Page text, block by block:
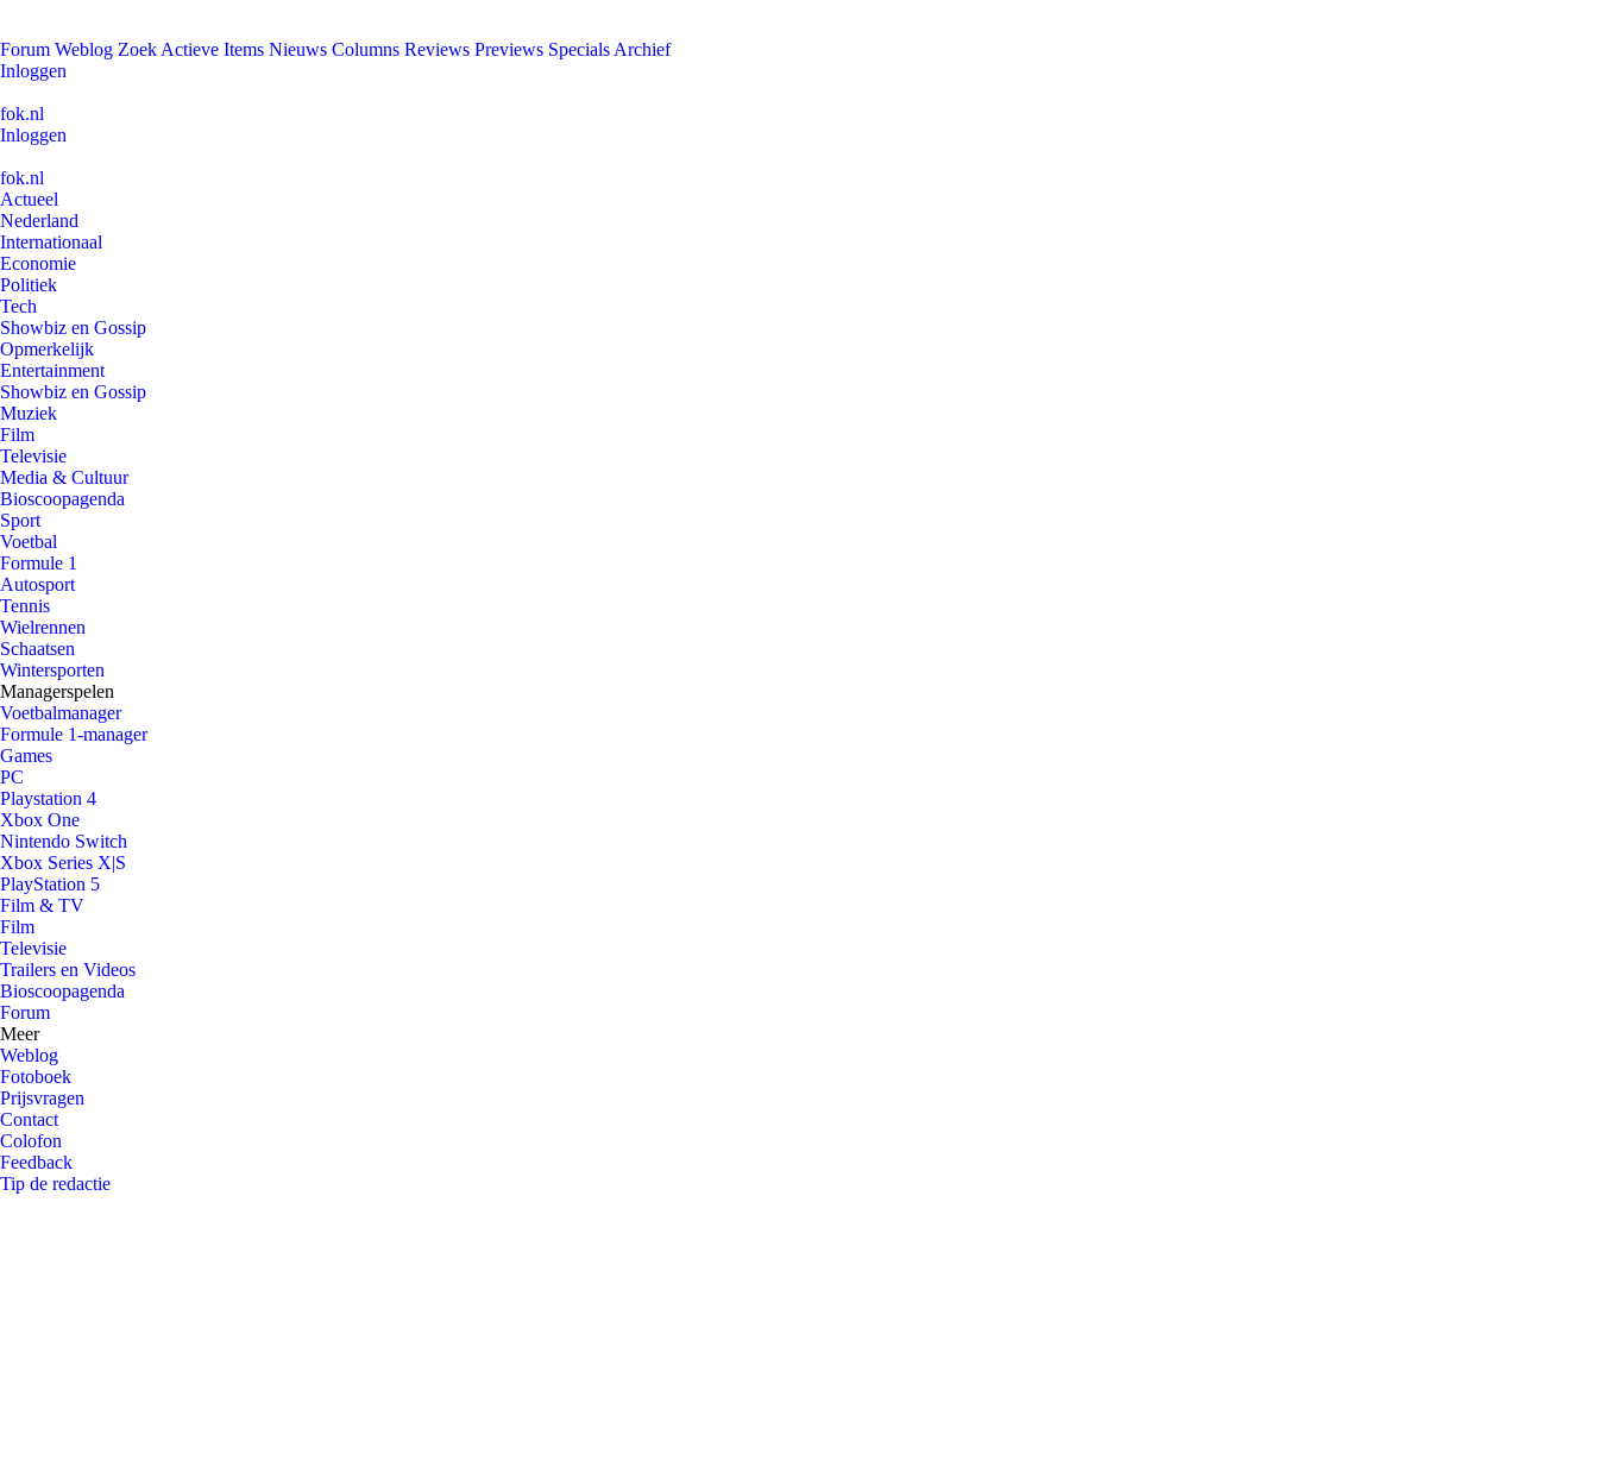
Forum Weblog Zoek Actieve Items Nieuws Columns Reviews Previews Specials Archief
Inloggen
fok.nl
Inloggen
fok.nl
Actueel
Nederland
Internationaal
Economie
Politiek
Tech
Showbiz en Gossip
Opmerkelijk
Entertainment
Showbiz en Gossip
Muziek
Film
Televisie
Media & Cultuur
Bioscoopagenda
Sport
Voetbal
Formule 1
Autosport
Tennis
Wielrennen
Schaatsen
Wintersporten
Managerspelen
Voetbalmanager
Formule 1-manager
Games
PC
Playstation 4
Xbox One
Nintendo Switch
Xbox Series X|S
PlayStation 5
Film & TV
Film
Televisie
Trailers en Videos
Bioscoopagenda
Forum
Meer
Weblog
Fotoboek
Prijsvragen
Contact
Colofon
Feedback
Tip de redactie